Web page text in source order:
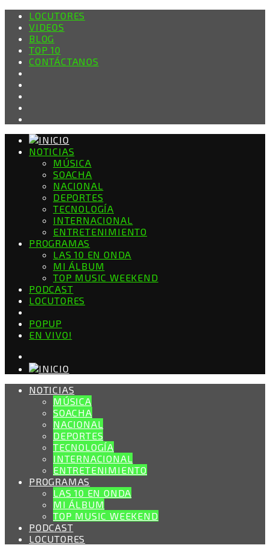
LOCUTORES
VIDEOS
BLOG
TOP 10
CONTÁCTANOS
NOTICIAS
MÚSICA
SOACHA
NACIONAL
DEPORTES
TECNOLOGÍA
INTERNACIONAL
ENTRETENIMIENTO
PROGRAMAS
LAS 10 EN ONDA
MI ÁLBUM
TOP MUSIC WEEKEND
PODCAST
LOCUTORES
POPUP
EN VIVO!
NOTICIAS
MÚSICA
SOACHA
NACIONAL
DEPORTES
TECNOLOGÍA
INTERNACIONAL
ENTRETENIMIENTO
PROGRAMAS
LAS 10 EN ONDA
MI ÁLBUM
TOP MUSIC WEEKEND
PODCAST
LOCUTORES